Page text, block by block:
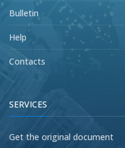
Bulletin
Help
Contacts
SERVICES
Get the original document